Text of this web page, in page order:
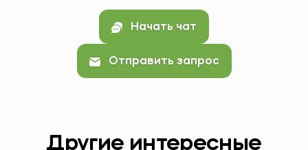
Начать чат
Отправить запрос
Другие интересные